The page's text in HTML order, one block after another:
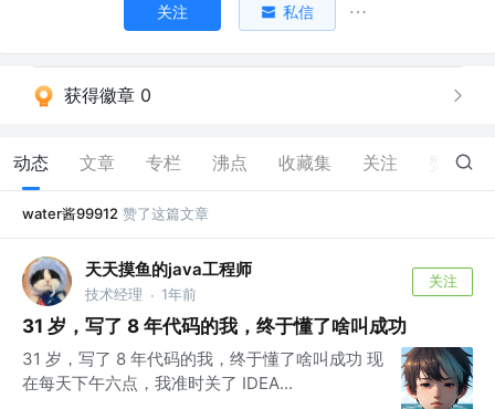
关注 私信
获得徽章 0
动态 文章 专栏 沸点 收藏集 关注 17
water酱99912 赞了这篇文章
天天摸鱼的java工程师
技术经理 · 1年前
关注
31 岁，写了 8 年代码的我，终于懂了啥叫成功
31 岁，写了 8 年代码的我，终于懂了啥叫成功 现
在每天下午六点，我准时关了 IDEA...